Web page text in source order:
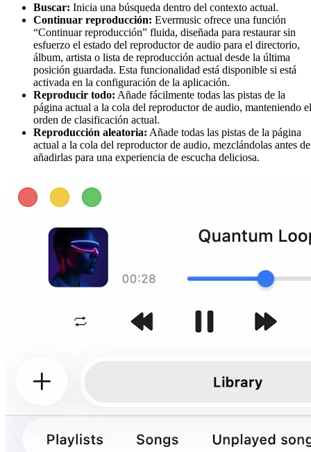
Buscar: Inicia una búsqueda dentro del contexto actual.
Continuar reproducción: Evermusic ofrece una función
“Continuar reproducción” fluida, diseñada para restaurar sin
esfuerzo el estado del reproductor de audio para el directorio,
álbum, artista o lista de reproducción actual desde la última
posición guardada. Esta funcionalidad está disponible si está
activada en la configuración de la aplicación.
Reproducir todo: Añade fácilmente todas las pistas de la
página actual a la cola del reproductor de audio, manteniendo el
orden de clasificación actual.
Reproducción aleatoria: Añade todas las pistas de la página
actual a la cola del reproductor de audio, mezclándolas antes de
añadirlas para una experiencia de escucha deliciosa.